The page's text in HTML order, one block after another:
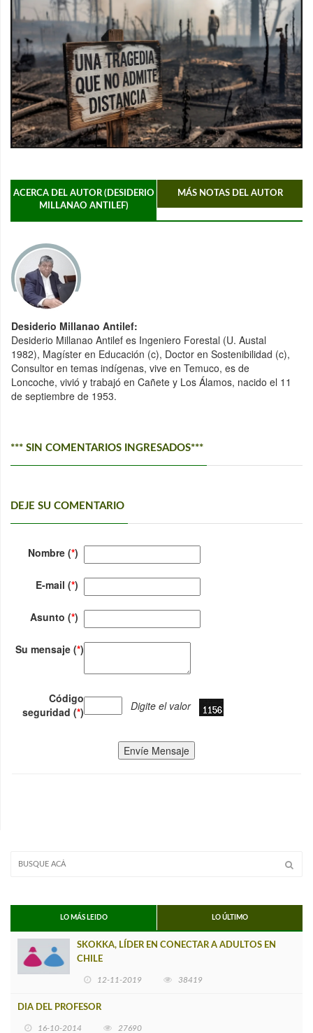
ACERCA DEL AUTOR (DESIDERIO
MILLANAO ANTILEF)
MÁS NOTAS DEL AUTOR
Desiderio Millanao Antilef:
Desiderio Millanao Antilef es Ingeniero Forestal (U. Austal
1982), Magíster en Educación (c), Doctor en Sostenibilidad (c),
Consultor en temas indígenas, vive en Temuco, es de
Loncoche, vivió y trabajó en Cañete y Los Álamos, nacido el 11
de septiembre de 1953.
*** SIN COMENTARIOS INGRESADOS***
DEJE SU COMENTARIO
Nombre (*)
E-mail (*)
Asunto (*)
Su mensaje (*)
Código
seguridad (*) Digite el valor
Envíe Mensaje
LO MÁS LEIDO LO ÚLTIMO
SKOKKA, LÍDER EN CONECTAR A ADULTOS EN
CHILE
12-11-2019 38419
DIA DEL PROFESOR
16-10-2014 27690